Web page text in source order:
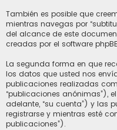
También es posible que
mientras navegas por
del alcance de este
creadas por el software
La segunda forma en que
los datos que usted nos
publicaciones realizadas
“publicaciones anónimas”),
adelante, “su cuenta”) y las
registrarse y mientras esté
publicaciones”).